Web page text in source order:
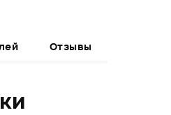
Отзывы